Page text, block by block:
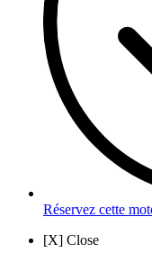
Réservez cette
[X] Close